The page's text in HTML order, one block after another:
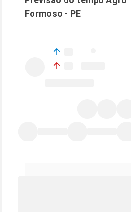
Formoso - PE